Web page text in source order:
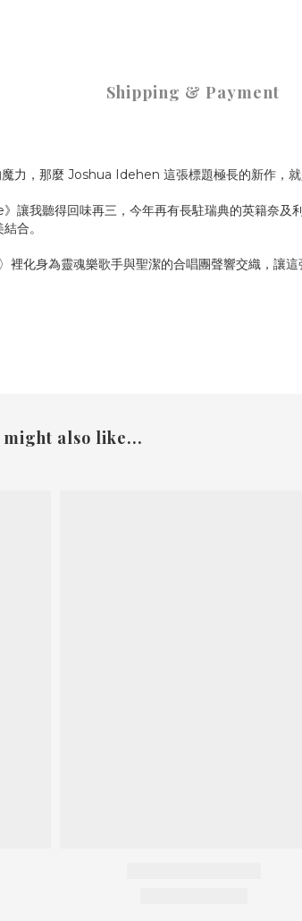
Shipping & Payment
，那麼 Joshua Idehen 這張標題極長的新作，就
聽得回味再三，今年再有長駐瑞典的英籍奈及
合。
身為靈魂樂歌手與聖潔的合唱團聲響交織，讓
might also like...